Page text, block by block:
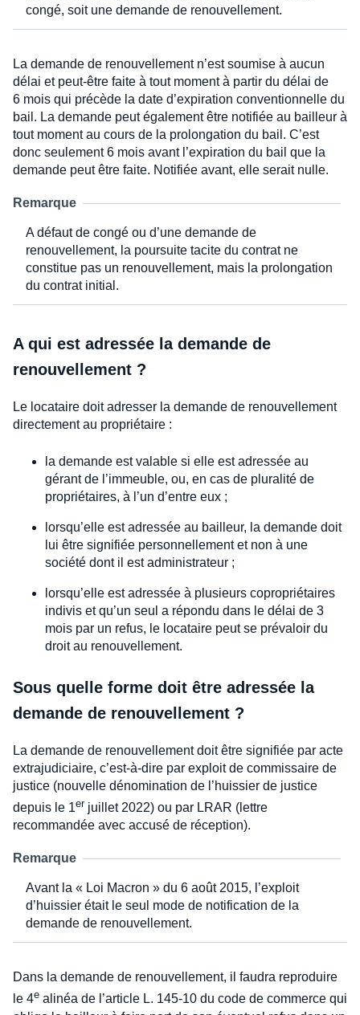
congé, soit une demande de renouvellement.
La demande de renouvellement n’est soumise à aucun
délai et peut-être faite à tout moment à partir du délai de
6 mois qui précède la date d’expiration conventionnelle du
bail. La demande peut également être notifiée au bailleur à
tout moment au cours de la prolongation du bail. C’est
donc seulement 6 mois avant l’expiration du bail que la
demande peut être faite. Notifiée avant, elle serait nulle.
Remarque
A défaut de congé ou d’une demande de
renouvellement, la poursuite tacite du contrat ne
constitue pas un renouvellement, mais la prolongation
du contrat initial.
A qui est adressée la demande de
renouvellement ?
Le locataire doit adresser la demande de renouvellement
directement au propriétaire :
la demande est valable si elle est adressée au
gérant de l’immeuble, ou, en cas de pluralité de
propriétaires, à l’un d’entre eux ;
lorsqu’elle est adressée au bailleur, la demande doit
lui être signifiée personnellement et non à une
société dont il est administrateur ;
lorsqu’elle est adressée à plusieurs copropriétaires
indivis et qu’un seul a répondu dans le délai de 3
mois par un refus, le locataire peut se prévaloir du
droit au renouvellement.
Sous quelle forme doit être adressée la
demande de renouvellement ?
La demande de renouvellement doit être signifiée par acte
extrajudiciaire, c’est-à-dire par exploit de commissaire de
justice (nouvelle dénomination de l’huissier de justice
depuis le 1er juillet 2022) ou par LRAR (lettre
recommandée avec accusé de réception).
Remarque
Avant la « Loi Macron » du 6 août 2015, l’exploit
d’huissier était le seul mode de notification de la
demande de renouvellement.
Dans la demande de renouvellement, il faudra reproduire
le 4e alinéa de l’article L. 145-10 du code de commerce qui